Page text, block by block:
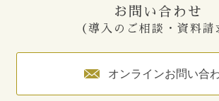
お問い合わせ
（導入のご相談・資料請
オンラインお問い合